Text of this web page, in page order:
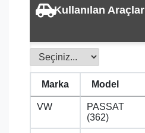
Kullanılan Araçlar
Marka Model
VW
PASSAT
(362)